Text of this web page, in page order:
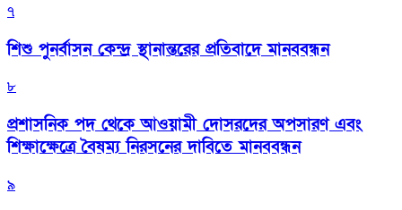
৭
শিশু পুনর্বাসন কেন্দ্র স্থানান্তরের প্রতিবাদে মানববন্ধন
৮
প্রশাসনিক পদ থেকে আওয়ামী দোসরদের অপসারণ এবং
শিক্ষাক্ষেত্রে বৈষম্য নিরসনের দাবিতে মানববন্ধন
৯